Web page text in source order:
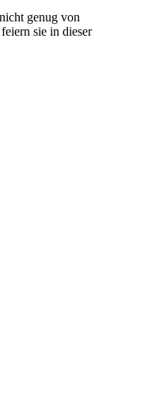
genug von
sie in dieser